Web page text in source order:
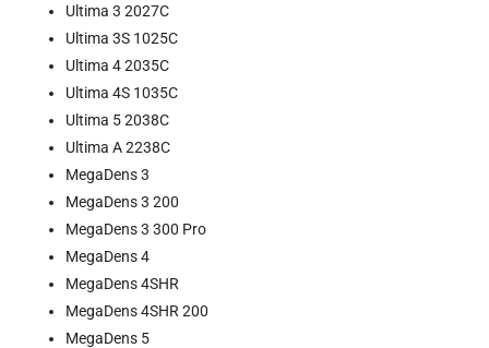
Ultima 3 2027C
Ultima 3S 1025C
Ultima 4 2035C
Ultima 4S 1035C
Ultima 5 2038C
Ultima A 2238C
MegaDens 3
MegaDens 3 200
MegaDens 3 300 Pro
MegaDens 4
MegaDens 4SHR
MegaDens 4SHR 200
MegaDens 5